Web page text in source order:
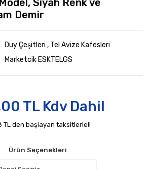
Siyah Renk ve
Demir
Duy Çeşitleri , Tel Avize Kafesleri
Marketcik ESKTELGS
TL Kdv Dahil
TL den başlayan taksitlerle!!
Ürün Seçenekleri